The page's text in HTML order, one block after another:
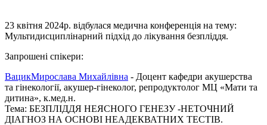
23 квітня 2024р. відбулася медична конференція на тему:
Мультидисциплінарний підхід до лікування безпліддя.
Запрошені спікери:
ВацикМирослава Михайлівна - Доцент кафедри акушерства
та гінекології, акушер-гінеколог, репродуктолог МЦ «Мати та
дитина», к.мед.н.
Тема: БЕЗПЛІДДЯ НЕЯСНОГО ГЕНЕЗУ -НЕТОЧНИЙ
ДІАГНОЗ НА ОСНОВІ НЕАДЕКВАТНИХ ТЕСТІВ.